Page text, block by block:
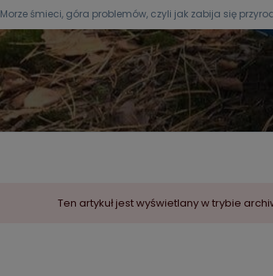
Morze śmieci, góra problemów, czyli jak zabija się
Ten artykuł jest wyświetlany w trybie